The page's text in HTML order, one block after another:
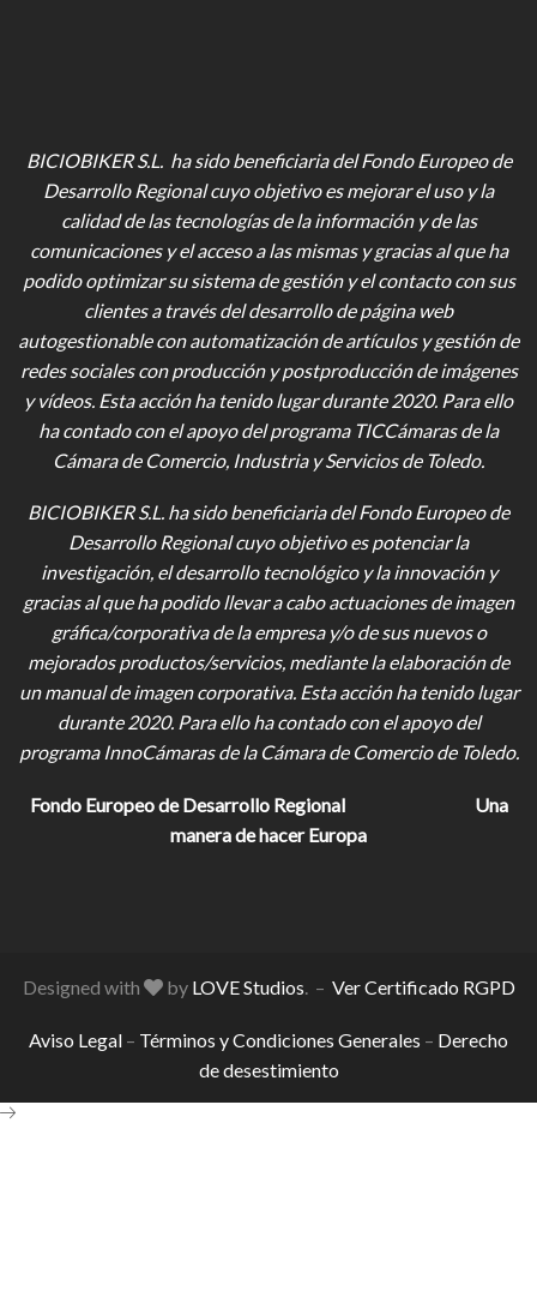
BICIOBIKER S.L. ha sido beneficiaria del Fondo Europeo de
Desarrollo Regional cuyo objetivo es mejorar el uso y la
calidad de las tecnologías de la información y de las
comunicaciones y el acceso a las mismas y gracias al que ha
podido optimizar su sistema de gestión y el contacto con sus
clientes a través del desarrollo de página web
autogestionable con automatización de artículos y gestión de
redes sociales con producción y postproducción de imágenes
y vídeos. Esta acción ha tenido lugar durante 2020. Para ello
ha contado con el apoyo del programa TICCámaras de la
Cámara de Comercio, Industria y Servicios de Toledo.
BICIOBIKER S.L. ha sido beneficiaria del Fondo Europeo de
Desarrollo Regional cuyo objetivo es potenciar la
investigación, el desarrollo tecnológico y la innovación y
gracias al que ha podido llevar a cabo actuaciones de imagen
gráfica/corporativa de la empresa y/o de sus nuevos o
mejorados productos/servicios, mediante la elaboración de
un manual de imagen corporativa. Esta acción ha tenido lugar
durante 2020. Para ello ha contado con el apoyo del
programa InnoCámaras de la Cámara de Comercio de Toledo.
Fondo Europeo de Desarrollo Regional
Una
manera de hacer Europa
Designed with by LOVE Studios. – Ver Certificado RGPD
Aviso Legal – Términos y Condiciones Generales – Derecho
de desestimiento